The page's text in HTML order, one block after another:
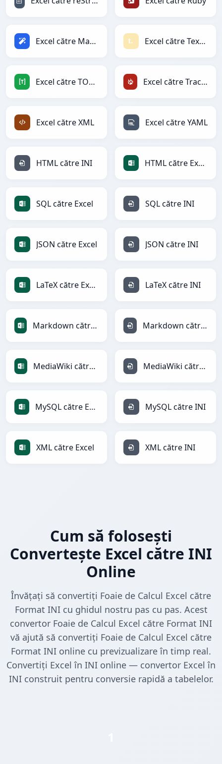
Excel către Magic Excel către Textile
Excel către TOML Excel către TracWiki
Excel către XML Excel către YAML
HTML către INI HTML către Excel
SQL către Excel SQL către INI
JSON către Excel JSON către INI
LaTeX către Excel LaTeX către INI
Markdown către Excel Markdown către INI
MediaWiki către Excel MediaWiki către INI
MySQL către Excel MySQL către INI
XML către Excel XML către INI
Cum să folosești
Convertește Excel către INI
Online
Învățați să convertiți Foaie de Calcul Excel către
Format INI cu ghidul nostru pas cu pas. Acest
convertor Foaie de Calcul Excel către Format INI
vă ajută să convertiți Foaie de Calcul Excel către
Format INI online cu previzualizare în timp real.
Convertiți Excel în INI online — convertor Excel în
INI construit pentru conversie rapidă a tabelelor.